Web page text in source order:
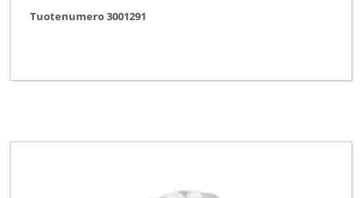
Tuotenumero 3001291